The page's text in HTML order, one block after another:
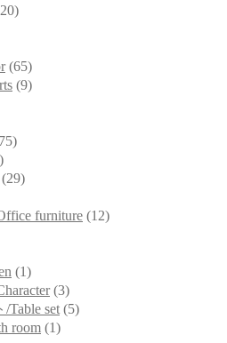
(65)
(9)
(29)
furniture (12)
(1)
(3)
Table set (5)
room (1)